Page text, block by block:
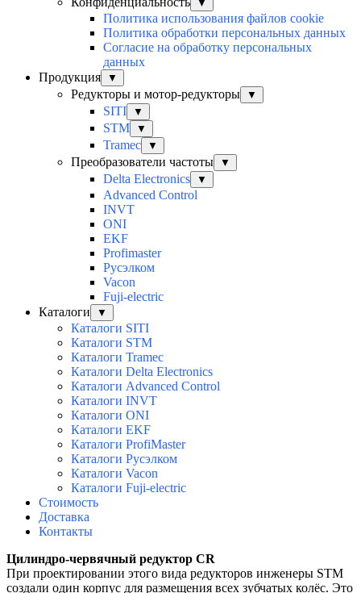
▼
Политика использования файлов cookie
Политика обработки персональных данных
Согласие на обработку персональных
данных
Продукция
▼
Редукторы и мотор-редукторы ▼
SITI ▼
STM ▼
Tramec ▼
Преобразователи частоты ▼
Delta Electronics ▼
Advanced Control
INVT
ONI
EKF
Profimaster
Русэлком
Vacon
Fuji-electric
Каталоги
▼
Каталоги SITI
Каталоги STM
Каталоги Tramec
Каталоги Delta Electronics
Каталоги Advanced Control
Каталоги INVT
Каталоги ONI
Каталоги EKF
Каталоги ProfiMaster
Каталоги Русэлком
Каталоги Vacon
Каталоги Fuji-electric
Стоимость
Доставка
Контакты
Цилиндро-червячный редуктор СR
При проектировании этого вида редукторов инженеры STM
создали один корпус для размещения всех зубчатых колёс. Это